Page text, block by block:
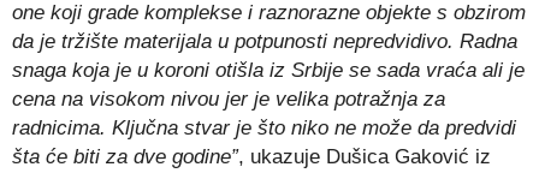
one koji grade komplekse i raznorazne objekte s obzirom
da je tržište materijala u potpunosti nepredvidivo. Radna
snaga koja je u koroni otišla iz Srbije se sada vraća ali je
cena na visokom nivou jer je velika potražnja za
radnicima. Ključna stvar je što niko ne može da predvidi
šta će biti za dve godine”, ukazuje Dušica Gaković iz